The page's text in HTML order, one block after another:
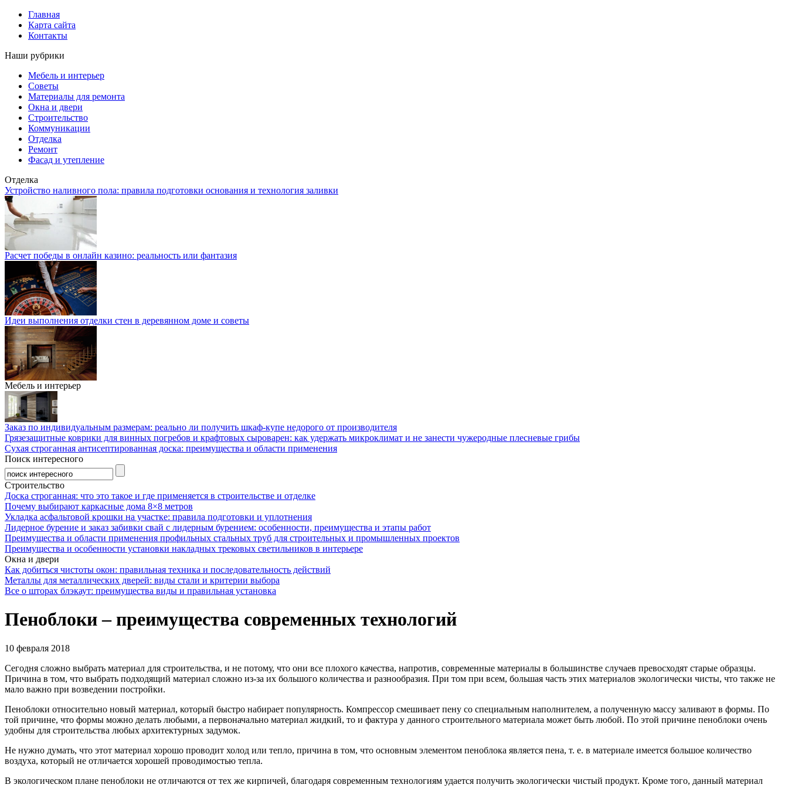
Главная
Карта сайта
Контакты
Наши рубрики
Мебель и интерьер
Советы
Материалы для ремонта
Окна и двери
Строительство
Коммуникации
Отделка
Ремонт
Фасад и утепление
Отделка
Устройство наливного пола: правила подготовки основания и технология заливки
Расчет победы в онлайн казино: реальность или фантазия
Идеи выполнения отделки стен в деревянном доме и советы
Мебель и интерьер
Заказ по индивидуальным размерам: реально ли получить шкаф-купе недорого от производителя
Грязезащитные коврики для винных погребов и крафтовых сыроварен: как удержать микроклимат и не занести чужеродные плесневые грибы
Сухая строганная антисептированная доска: преимущества и области применения
Поиск интересного
Строительство
Доска строганная: что это такое и где применяется в строительстве и отделке
Почему выбирают каркасные дома 8×8 метров
Укладка асфальтовой крошки на участке: правила подготовки и уплотнения
Лидерное бурение и заказ забивки свай с лидерным бурением: особенности, преимущества и этапы работ
Преимущества и области применения профильных стальных труб для строительных и промышленных проектов
Преимущества и особенности установки накладных трековых светильников в интерьере
Окна и двери
Как добиться чистоты окон: правильная техника и последовательность действий
Металлы для металлических дверей: виды стали и критерии выбора
Все о шторах блэкаут: преимущества виды и правильная установка
Пеноблоки – преимущества современных технологий
10 февраля 2018
Сегодня сложно выбрать материал для строительства, и не потому, что они все плохого качества, напротив, современные материалы в большинстве случаев превосходят старые образцы.
Причина в том, что выбрать подходящий материал сложно из-за их большого количества и разнообразия. При том при всем, большая часть этих материалов экологически чисты, что также не
мало важно при возведении постройки.
Пеноблоки относительно новый материал, который быстро набирает популярность. Компрессор смешивает пену со специальным наполнителем, а полученную массу заливают в формы. По
той причине, что формы можно делать любыми, а первоначально материал жидкий, то и фактура у данного строительного материала может быть любой. По этой причине пеноблоки очень
удобны для строительства любых архитектурных задумок.
Не нужно думать, что этот материал хорошо проводит холод или тепло, причина в том, что основным элементом пеноблока является пена, т. е. в материале имеется большое количество
воздуха, который не отличается хорошей проводимостью тепла.
В экологическом плане пеноблоки не отличаются от тех же кирпичей, благодаря современным технологиям удается получить экологически чистый продукт. Кроме того, данный материал